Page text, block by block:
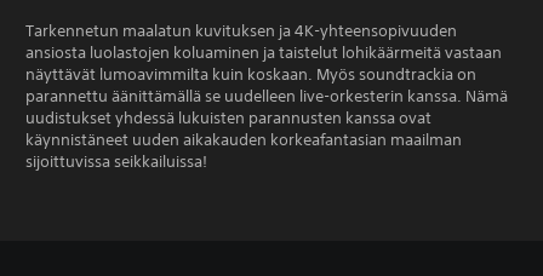
Tarkennetun maalatun kuvituksen ja 4K-yhteensopivuuden
ansiosta luolastojen koluaminen ja taistelut lohikäärmeitä vastaan
näyttävät lumoavimmilta kuin koskaan. Myös soundtrackia on
parannettu äänittämällä se uudelleen live-orkesterin kanssa. Nämä
uudistukset yhdessä lukuisten parannusten kanssa ovat
käynnistäneet uuden aikakauden korkeafantasian maailman
sijoittuvissa seikkailuissa!